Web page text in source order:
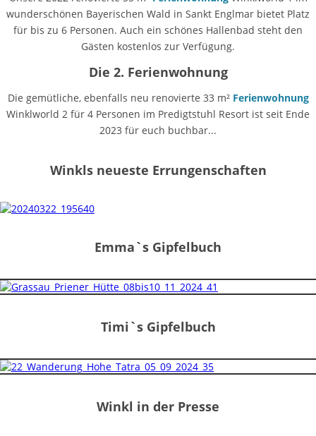
wunderschönen Bayerischen Wald in Sankt Englmar bietet Platz
für bis zu 6 Personen. Auch ein schönes Hallenbad steht den
Gästen kostenlos zur Verfügung.
Die 2. Ferienwohnung
Die gemütliche, ebenfalls neu renovierte 33 m² Ferienwohnung
Winklworld 2 für 4 Personen im Predigtstuhl Resort ist seit Ende
2023 für euch buchbar...
Winkls neueste Errungenschaften
Emma`s Gipfelbuch
Timi`s Gipfelbuch
Winkl in der Presse